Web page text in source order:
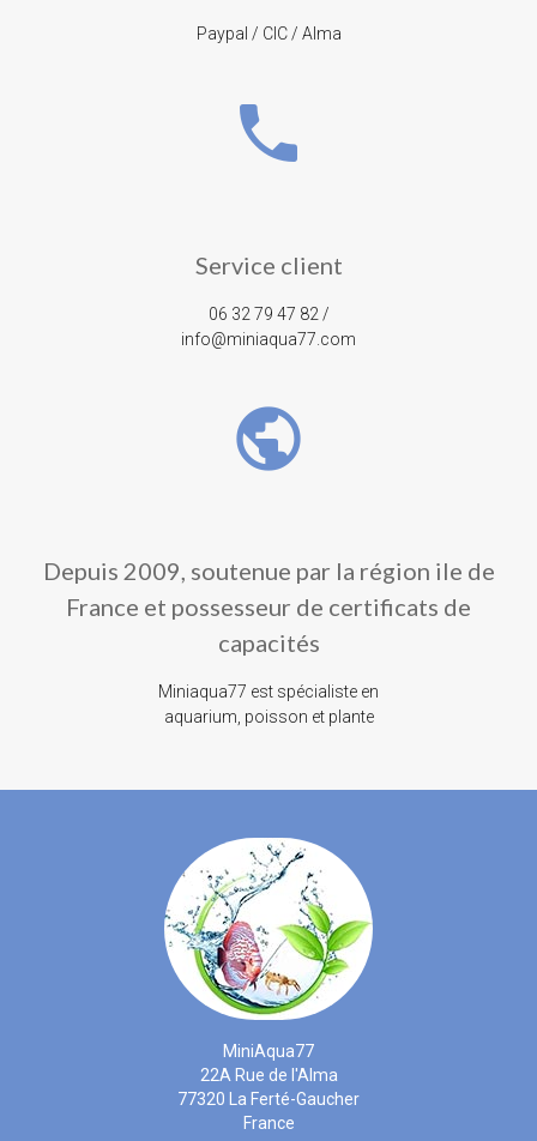
Paypal / CIC / Alma
phone
Service client
06 32 79 47 82 /
info@miniaqua77.com
public
Depuis 2009, soutenue par la région ile de
France et possesseur de certificats de
capacités
Miniaqua77 est spécialiste en
aquarium, poisson et plante
MiniAqua77
22A Rue de l'Alma
77320 La Ferté-Gaucher
France